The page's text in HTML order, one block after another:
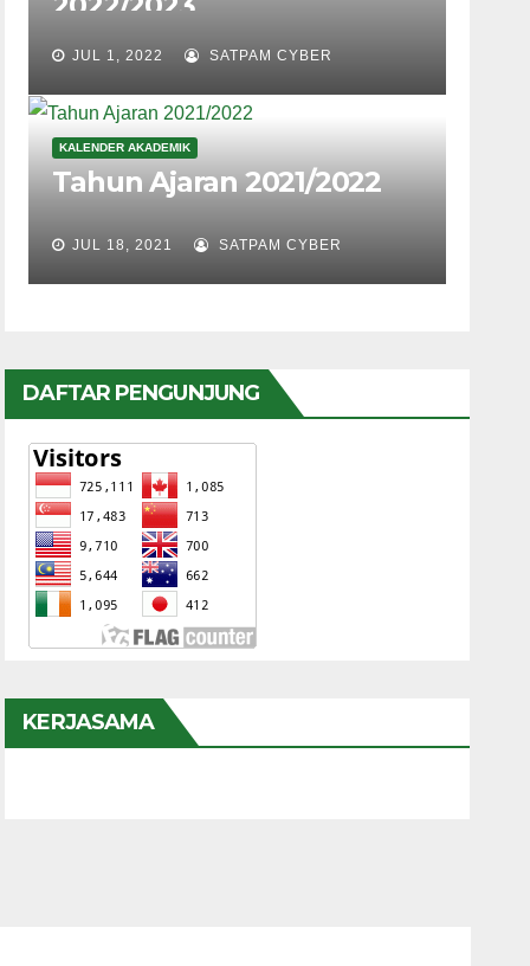
JUL 1, 2022 SATPAM CYBER
KALENDER AKADEMIK
Tahun Ajaran 2021/2022
JUL 18, 2021 SATPAM CYBER
DAFTAR PENGUNJUNG
KERJASAMA